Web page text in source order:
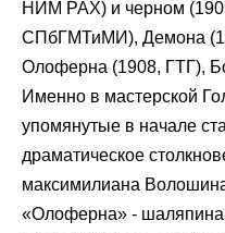
НИМ РАХ) и черном
СПбГМТиМИ), Демона
Олоферна (1908, ГТГ),
Именно в мастерской
упомянутые в начале
драматическое
максимилиана
«Олоферна» - шаляпина